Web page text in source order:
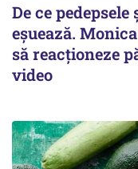
De ce
eșuează.
să reacționeze
video